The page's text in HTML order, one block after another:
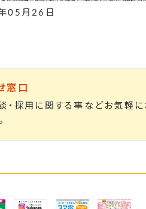
05月26日
窓口
・採用に関する事などお気軽